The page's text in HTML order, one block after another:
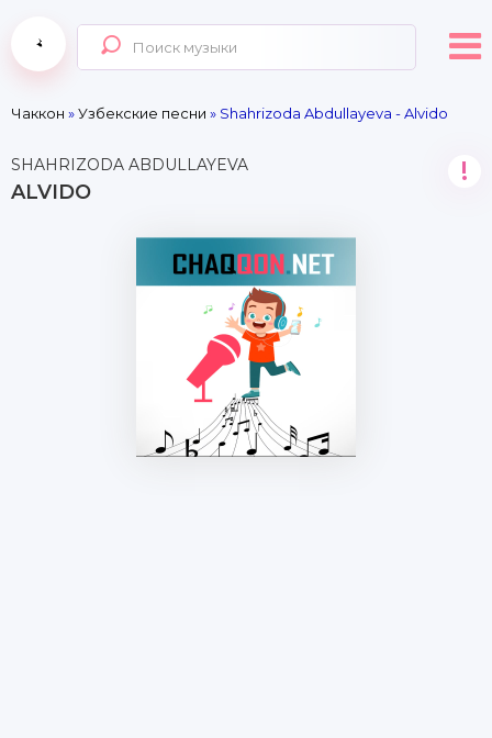
Чаккон »Узбекские песни » Shahrizoda Abdullayeva - Alvido
SHAHRIZODA ABDULLAYEVA
ALVIDO
!